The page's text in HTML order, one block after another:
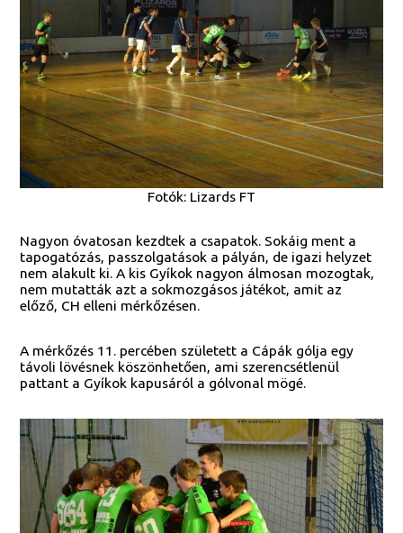
Fotók: Lizards FT
Nagyon óvatosan kezdtek a csapatok. Sokáig ment a
tapogatózás, passzolgatások a pályán, de igazi helyzet
nem alakult ki. A kis Gyíkok nagyon álmosan mozogtak,
nem mutatták azt a sokmozgásos játékot, amit az
előző, CH elleni mérkőzésen.
A mérkőzés 11. percében született a Cápák gólja egy
távoli lövésnek köszönhetően, ami szerencsétlenül
pattant a Gyíkok kapusáról a gólvonal mögé.